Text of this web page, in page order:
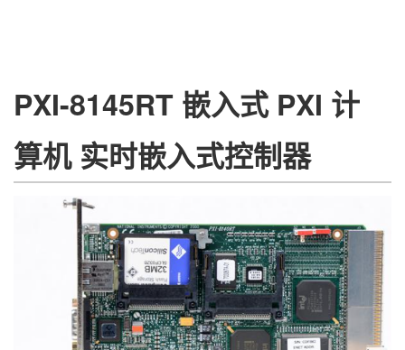
PXI-8145RT 嵌入式 PXI 计
算机 实时嵌入式控制器